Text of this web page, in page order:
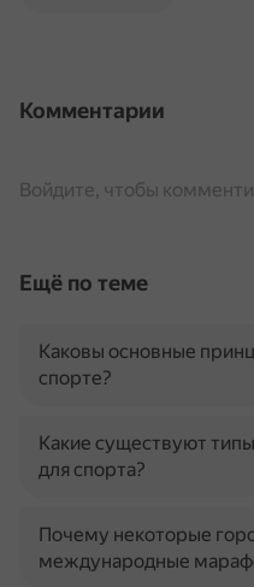
Комментарии
Войдите, чтобы
Ещё по теме
Каковы основные
спорте?
Какие существуют
для спорта?
Почему некоторые
международные